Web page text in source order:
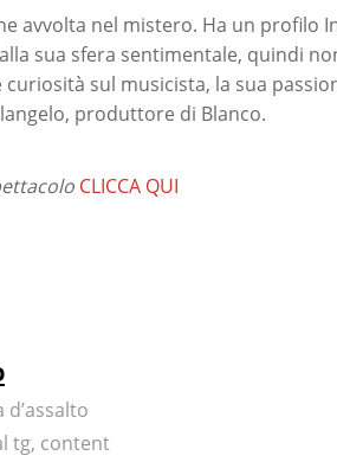
avvolta nel mistero. Ha un profilo
sua sfera sentimentale, quindi
sul musicista, la sua
produttore di Blanco.
CLICCA QUI
tg, content